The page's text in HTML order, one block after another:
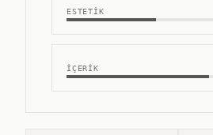
ESTETIK
İÇERIK